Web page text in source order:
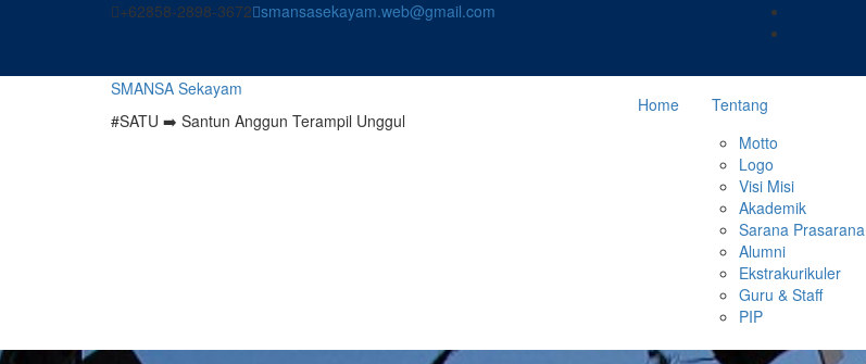
+62858-2898-3672 smansasekayam.web@gmail.com
SMANSA Sekayam
#SATU ➡️ Santun Anggun Terampil Unggul
Home
Tentang
Motto
Logo
Visi Misi
Akademik
Sarana Prasarana
Alumni
Ekstrakurikuler
Guru & Staff
PIP